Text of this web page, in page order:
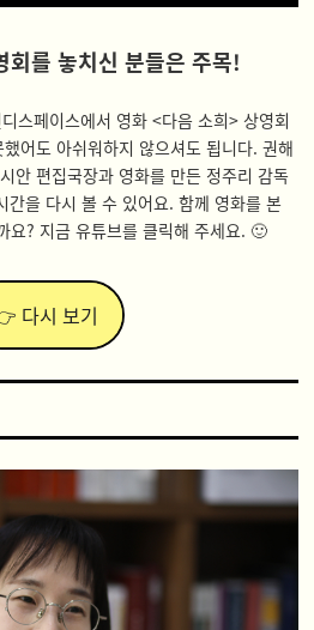
회를 놓치신 분들은 주목!
스페이스에서 영화 <다음 소희> 상영회
어도 아쉬워하지 않으셔도 됩니다. 권해
안 편집국장과 영화를 만든 정주리 감독
을 다시 볼 수 있어요. 함께 영화를 본
요? 지금 유튜브를 클릭해 주세요. 🙂
다시 보기